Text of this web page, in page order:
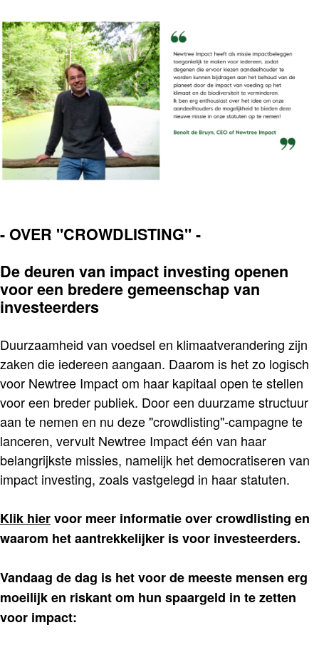
- OVER "CROWDLISTING" -
De deuren van impact investing openen
voor een bredere gemeenschap van
investeerders
Duurzaamheid van voedsel en klimaatverandering zijn
zaken die iedereen aangaan. Daarom is het zo logisch
voor Newtree Impact om haar kapitaal open te stellen
voor een breder publiek. Door een duurzame structuur
aan te nemen en nu deze "crowdlisting"-campagne te
lanceren, vervult Newtree Impact één van haar
belangrijkste missies, namelijk het democratiseren van
impact investing, zoals vastgelegd in haar statuten.
Klik hiervoor meer informatie over crowdlisting en
waarom het aantrekkelijker is voor investeerders.
Vandaag de dag is het voor de meeste mensen erg
moeilijk en riskant om hun spaargeld in te zetten
voor impact: